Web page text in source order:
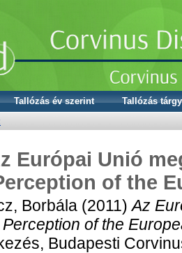
Tallózás év szerint
Tallózás
Európai Unió
of the
Borbála(2011)Az
Perception of the
Budapesti